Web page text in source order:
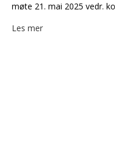
møte 21. mai 2025 vedr.
Les mer